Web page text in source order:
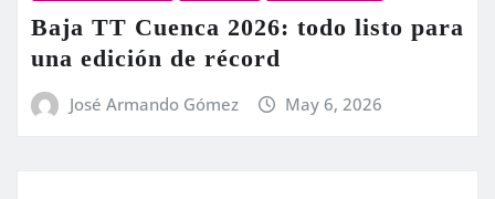
Baja TT Cuenca 2026: todo listo para
una edición de récord
José Armando Gómez May 6, 2026